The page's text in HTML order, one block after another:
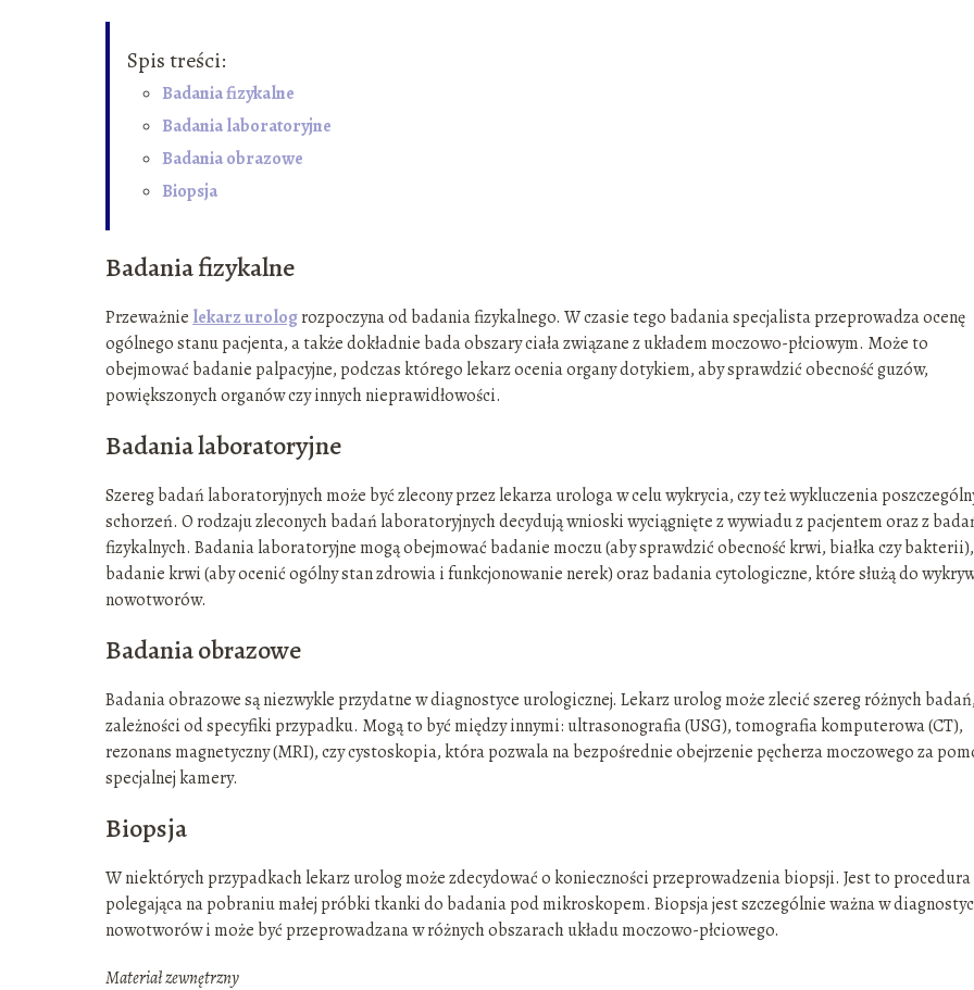
Spis treści:
Badania fizykalne
Badania laboratoryjne
Badania obrazowe
Biopsja
Badania fizykalne
Przeważnie lekarz urologrozpoczyna od badania fizykalnego. W czasie tego badania specjalista przeprowadza ocenę
ogólnego stanu pacjenta, a także dokładnie bada obszary ciała związane z układem moczowo-płciowym. Może to
obejmować badanie palpacyjne, podczas którego lekarz ocenia organy dotykiem, aby sprawdzić obecność guzów,
powiększonych organów czy innych nieprawidłowości.
Badania laboratoryjne
Szereg badań laboratoryjnych może być zlecony przez lekarza urologa w celu wykrycia, czy też wykluczenia
schorzeń. O rodzaju zleconych badań laboratoryjnych decydują wnioski wyciągnięte z wywiadu z pacjentem oraz z
fizykalnych. Badania laboratoryjne mogą obejmować badanie moczu (aby sprawdzić obecność krwi, białka czy bakterii),
badanie krwi (aby ocenić ogólny stan zdrowia i funkcjonowanie nerek) oraz badania cytologiczne, które służą do
nowotworów.
Badania obrazowe
Badania obrazowe są niezwykle przydatne w diagnostyce urologicznej. Lekarz urolog może zlecić szereg różnych
zależności od specyfiki przypadku. Mogą to być między innymi: ultrasonografia (USG), tomografia komputerowa (CT),
rezonans magnetyczny (MRI), czy cystoskopia, która pozwala na bezpośrednie obejrzenie pęcherza moczowego za
specjalnej kamery.
Biopsja
W niektórych przypadkach lekarz urolog może zdecydować o konieczności przeprowadzenia biopsji. Jest to procedura
polegająca na pobraniu małej próbki tkanki do badania pod mikroskopem. Biopsja jest szczególnie ważna w
nowotworów i może być przeprowadzana w różnych obszarach układu moczowo-płciowego.
Materiał zewnętrzny